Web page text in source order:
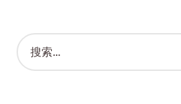
搜
索
：